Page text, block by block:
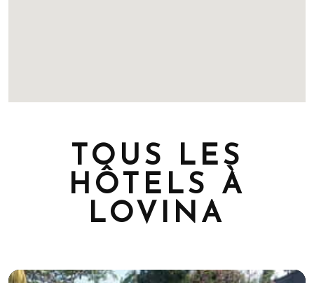
TOUS LES
HÔTELS À
LOVINA